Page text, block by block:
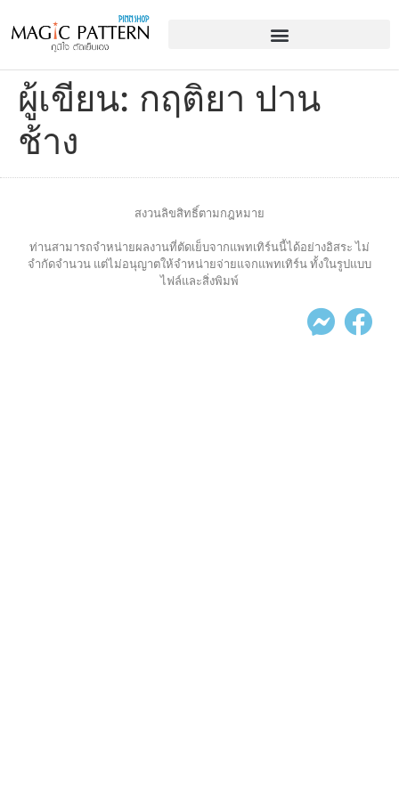
ผู้เขียน: กฤติยา ปาน
ช้าง
สงวนลิขสิทธิ์ตามกฎหมาย
ท่านสามารถจำหน่ายผลงานที่ตัดเย็บจากแพทเทิร์นนี้ได้อย่างอิสระ ไม่
จำกัดจำนวน แต่ไม่อนุญาตให้จำหน่ายจ่ายแจกแพทเทิร์น ทั้งในรูปแบบ
ไฟล์และสิ่งพิมพ์